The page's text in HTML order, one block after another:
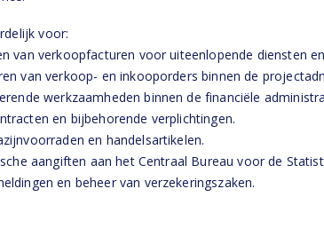
voor:
van verkoopfacturen voor uiteenlopende diensten
van verkoop- en inkooporders binnen de
werkzaamheden binnen de financiële
en bijbehorende verplichtingen.
en handelsartikelen.
aangiften aan het Centraal Bureau voor de
en beheer van verzekeringszaken.